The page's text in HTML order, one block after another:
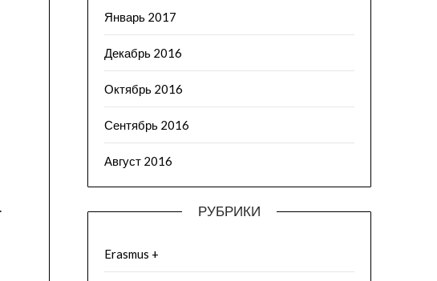
Январь 2017
Декабрь 2016
Октябрь 2016
Сентябрь 2016
Август 2016
РУБРИКИ
Erasmus +